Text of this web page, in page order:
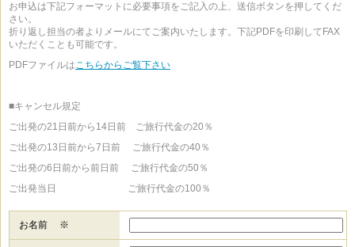
お申込は下記フォーマットに必要事項をご記入の上、送信ボタンを押してくだ
さい。
折り返し担当の者よりメールにてご案内いたします。下記PDFを印刷してFAX
いただくことも可能です。
PDFファイルはこちらからご覧下さい
■キャンセル規定
ご出発の21日前から14日前 ご旅行代金の20％
ご出発の13日前から7日前 ご旅行代金の40％
ご出発の6日前から前日前 ご旅行代金の50％
ご出発当日 ご旅行代金の100％
お名前 ※